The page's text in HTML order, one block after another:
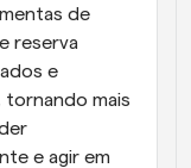
de
reserva
e
tornando mais
e agir em